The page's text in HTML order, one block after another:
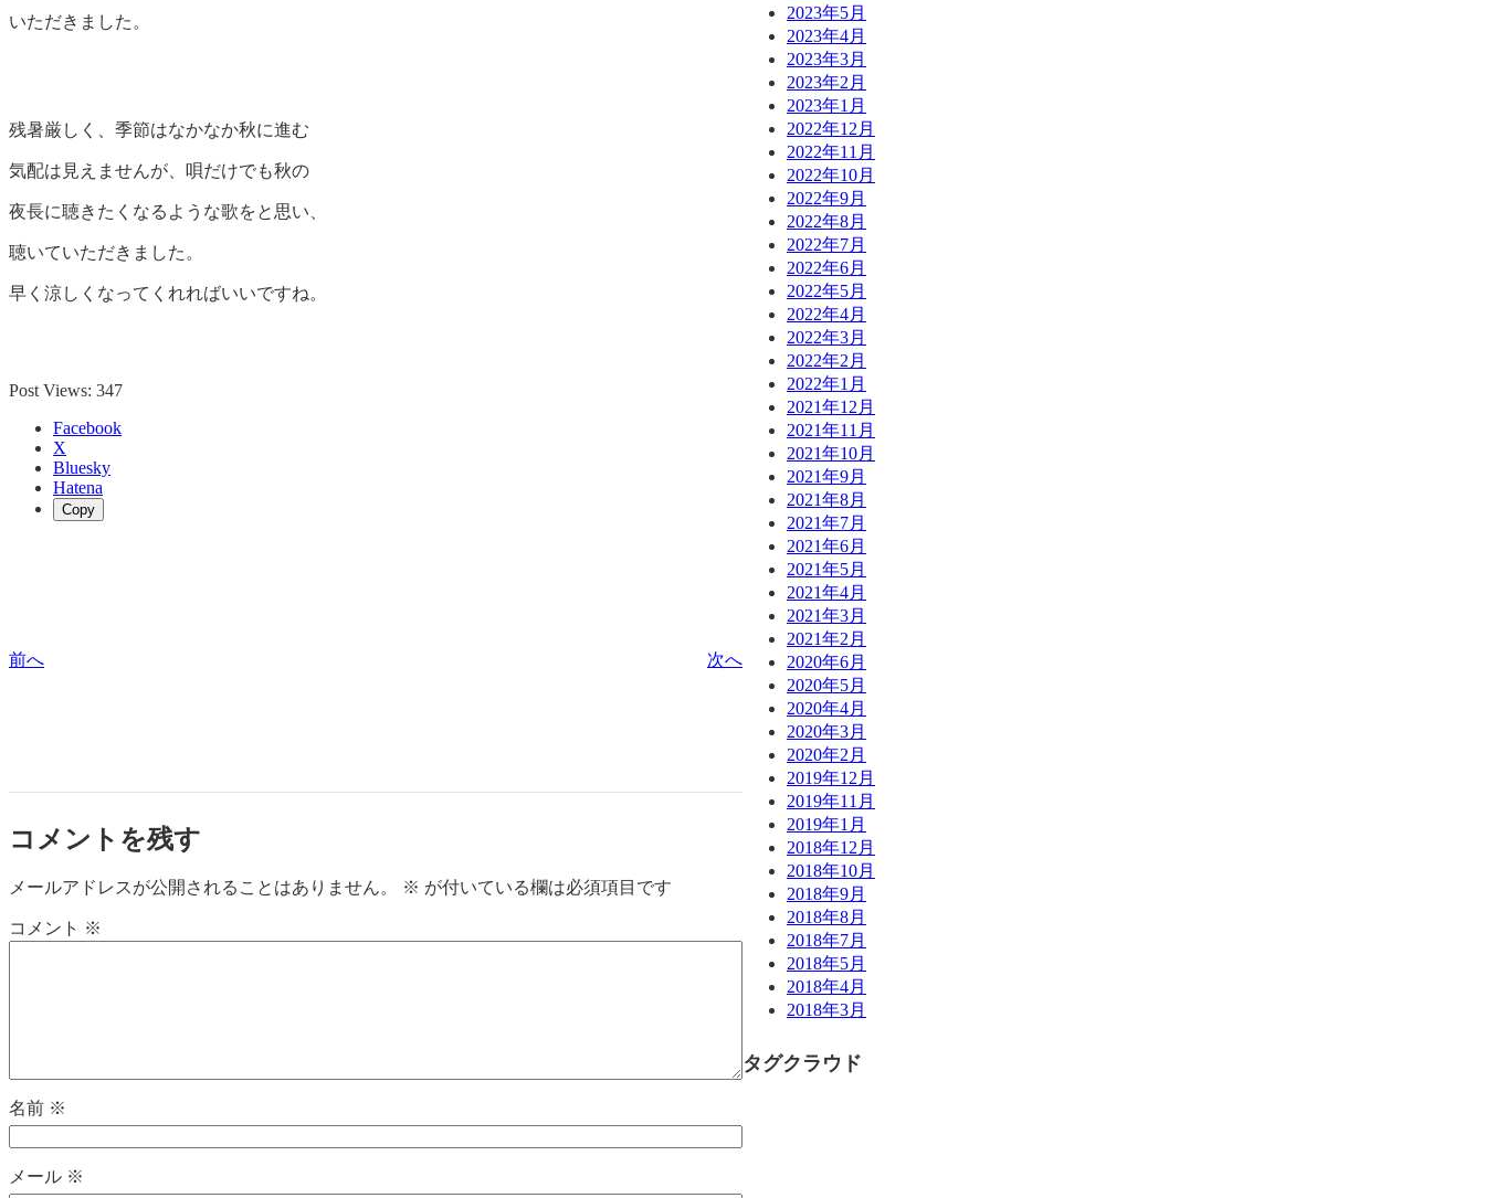
いただきました。
残暑厳しく、季節はなかなか秋に進む
気配は見えませんが、唄だけでも秋の
夜長に聴きたくなるような歌をと思い、
聴いていただきました。
早く涼しくなってくれればいいですね。
Post Views: 347
Facebook
X
Bluesky
Hatena
Copy
前へ 次へ
コメントを残す
メールアドレスが公開されることはありません。 ※ が付いている欄は必須項目です
コメント ※
名前 ※
メール ※
2023年5月
2023年4月
2023年3月
2023年2月
2023年1月
2022年12月
2022年11月
2022年10月
2022年9月
2022年8月
2022年7月
2022年6月
2022年5月
2022年4月
2022年3月
2022年2月
2022年1月
2021年12月
2021年11月
2021年10月
2021年9月
2021年8月
2021年7月
2021年6月
2021年5月
2021年4月
2021年3月
2021年2月
2020年6月
2020年5月
2020年4月
2020年3月
2020年2月
2019年12月
2019年11月
2019年1月
2018年12月
2018年10月
2018年9月
2018年8月
2018年7月
2018年5月
2018年4月
2018年3月
タグクラウド